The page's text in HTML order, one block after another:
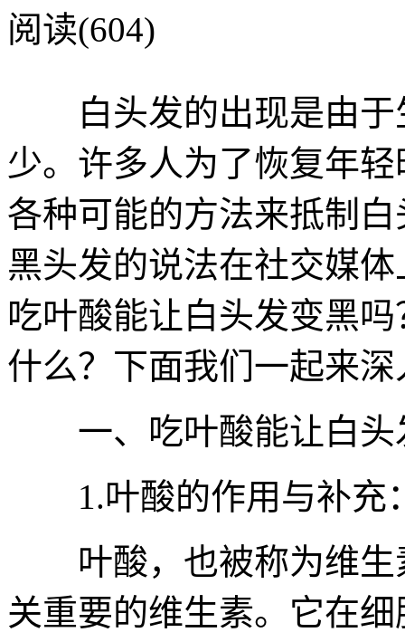
阅读(604)
白头发的出现是由于
少。许多人为了恢复年
各种可能的方法来抵制
黑头发的说法在社交媒
吃叶酸能让白头发变黑
什么？下面我们一起来
一、吃叶酸能让白头
1.叶酸的作用与补充
叶酸，也被称为维生
关重要的维生素。它在